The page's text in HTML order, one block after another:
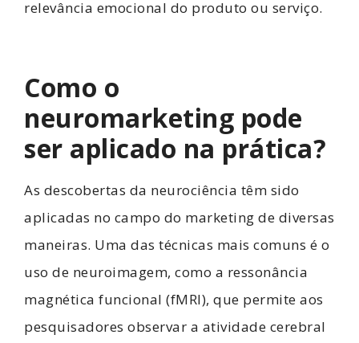
relevância emocional do produto ou serviço.
Como o
neuromarketing pode
ser aplicado na prática?
As descobertas da neurociência têm sido
aplicadas no campo do marketing de diversas
maneiras. Uma das técnicas mais comuns é o
uso de neuroimagem, como a ressonância
magnética funcional (fMRI), que permite aos
pesquisadores observar a atividade cerebral